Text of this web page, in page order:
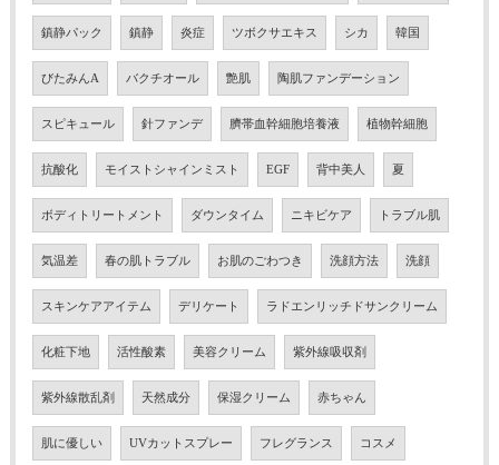
鎮静パック 鎮静 炎症 ツボクサエキス シカ 韓国
びたみんA バクチオール 艶肌 陶肌ファンデーション
スピキュール 針ファンデ 臍帯血幹細胞培養液 植物幹細胞
抗酸化 モイストシャインミスト EGF 背中美人 夏
ボディトリートメント ダウンタイム ニキビケア トラブル肌
気温差 春の肌トラブル お肌のごわつき 洗顔方法 洗顔
スキンケアアイテム デリケート ラドエンリッチドサンクリーム
化粧下地 活性酸素 美容クリーム 紫外線吸収剤
紫外線散乱剤 天然成分 保湿クリーム 赤ちゃん
肌に優しい UVカットスプレー フレグランス コスメ